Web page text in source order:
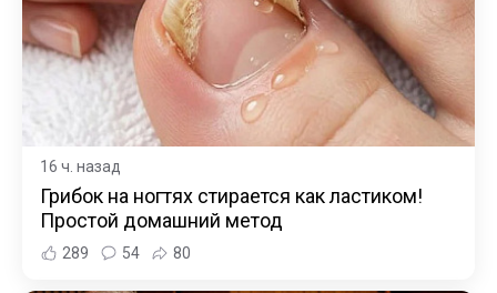
16 ч. назад
Грибок на ногтях стирается как ластиком!
Простой домашний метод
289 54 80